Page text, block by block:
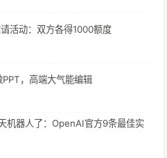
活动：双方各得1000额度
，高端大气能编辑
机器人了：OpenAI官方9条最佳实